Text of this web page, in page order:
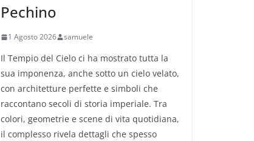
Pechino
1 Agosto 2026 samuele
Il Tempio del Cielo ci ha mostrato tutta la
sua imponenza, anche sotto un cielo velato,
con architetture perfette e simboli che
raccontano secoli di storia imperiale. Tra
colori, geometrie e scene di vita quotidiana,
il complesso rivela dettagli che spesso